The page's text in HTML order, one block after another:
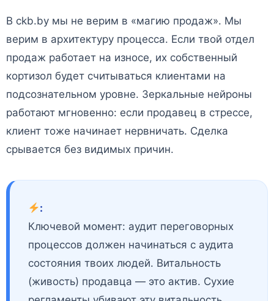
В ckb.by мы не верим в «магию продаж». Мы
верим в архитектуру процесса. Если твой отдел
продаж работает на износе, их собственный
кортизол будет считываться клиентами на
подсознательном уровне. Зеркальные нейроны
работают мгновенно: если продавец в стрессе,
клиент тоже начинает нервничать. Сделка
срывается без видимых причин.
:
Ключевой момент: аудит переговорных
процессов должен начинаться с аудита
состояния твоих людей. Витальность
(живость) продавца — это актив. Сухие